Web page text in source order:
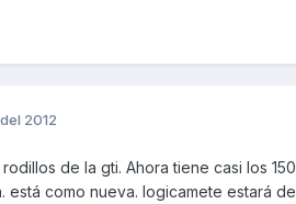
2012
de la gti. Ahora tiene casi los
está como nueva. logicamete estará